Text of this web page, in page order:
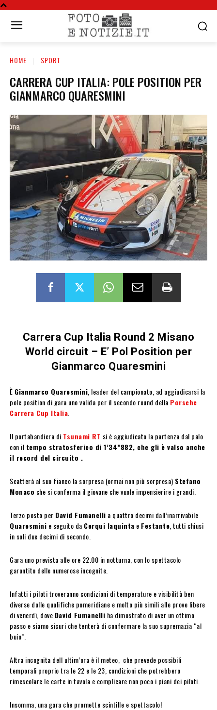
HOME SPORT
CARRERA CUP ITALIA: POLE POSITION PER
GIANMARCO QUARESMINI
Carrera Cup Italia Round 2 Misano
World circuit – E’ Pol Position per
Gianmarco Quaresmini
È Gianmarco Quaresmini , leader del campionato, ad aggiudicarsi la
pole position di gara uno valida per il secondo round della Porsche
Carrera Cup Italia
Il portabandiera di Tsunami RT si è aggiudicato la partenza dal palo
con il tempo stratosferico di 1’34”882, che gli è valso anche
il record del circuito .
Scatterà al suo fianco la sorpresa (ormai non più sorpresa) Stefano
Monaco che si conferma il giovane che vuole impensierire i grandi.
Terzo posto per David Fumanelli a quattro decimi dall’inarrivabile
Quaresmini e seguito da Cerqui Iaquinta e Festante , tutti chiusi
in soli due decimi di secondo.
Gara uno prevista alle ore 22.00 in notturna, con lo spettacolo
garantito delle numerose incognite.
Infatti i piloti troveranno condizioni di temperature e visibilità ben
diverse dalle qualifiche pomeridiane e molto più simili alle prove libere
di venerdì, dove David Fumanelli ha dimostrato di aver un ottimo
passo e siamo sicuri che tenterà di confermare la suo supremazia “al
buio”.
Altra incognita dell ultim’ora è il meteo, che prevede possibili
temporali proprio tra le 22 e le 23, condizioni che potrebbero
rimescolare le carte in tavola e complicare non poco i piani dei piloti.
Insomma, una gara che promette scintille e spettacolo!